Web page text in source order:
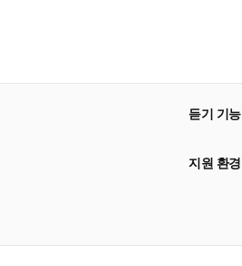
듣기 기능
지원 환경